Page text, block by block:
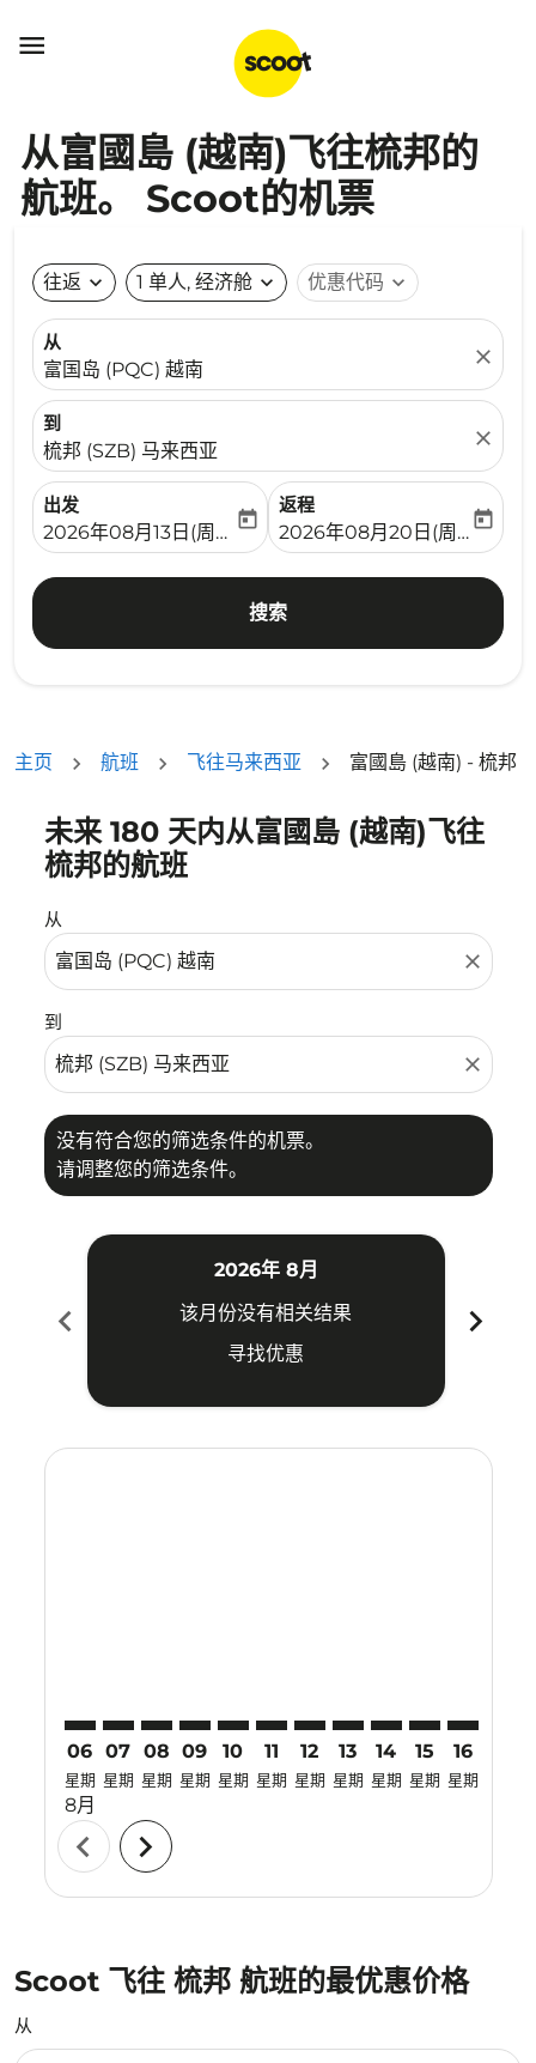

从富國島 (越南)飞往梳邦的
航班。 Scoot的机票
往返 expand_more 1 单人, 经济舱 expand_more 优惠代码 expand_more
从
富国岛 (PQC) 越南
close
到
梳邦 (SZB) 马来西亚
close
出发
fc-booking-departure-date-aria-label
2026年08月13日(周四)
today
返程
fc-booking-return-date-
2026年08月20日(周四)
today
搜索
主页 航班 飞往马来西亚 富國島 (越南) - 梳邦
未来 180 天内从富國島 (越南)飞往
梳邦的航班
从
close
到
close
没有符合您的筛选条件的机票。
请调整您的筛选条件。
没有符合您的筛选条件的机票。请调整您的筛选条件。
chevron_left
2026年 8月
该月份没有相关结果
寻找优惠
chevron_right
06
星期
8月
07
星期
08
星期
09
星期
10
星期
11
星期
12
星期
13
星期
14
星期
15
星期
16
星期
chevron_left chevron_right
Scoot 飞往 梳邦 航班的最优惠价格
从